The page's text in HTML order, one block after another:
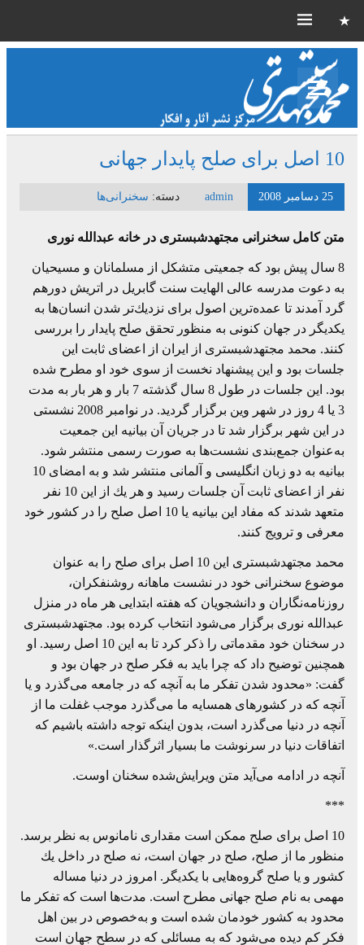
10 اصل برای صلح پایدار جهانی
25 دسامبر 2008 admin دسته: سخنرانی‌ها
متن کامل سخنرانی مجتهدشبستری در خانه عبدالله نوری
8 سال پیش بود كه جمعیتی متشكل از مسلمانان و مسیحیان
به دعوت مدرسه عالی الهایت سنت گابریل در اتریش دورهم
گرد آمدند تا عمده‌ترین اصول برای نزدیك‌تر شدن انسان‌ها به
یكدیگر در جهان كنونی به منظور تحقق صلح پایدار را بررسی
كنند. محمد مجتهدشبستری از ایران از اعضای ثابت این
جلسات بود و این پیشنهاد نخست از سوی خود او مطرح شده
بود. این جلسات در طول 8 سال گذشته 7 بار و هر بار به مدت
3 یا 4 روز در شهر وین برگزار گردید. در نوامبر 2008 نشستی
در این شهر برگزار شد تا در جریان آن بیانیه این جمعیت
به‌عنوان جمع‌بندی نشست‌ها به صورت رسمی منتشر شود.
بیانیه به دو زبان انگلیسی و آلمانی منتشر شد و به امضای 10
نفر از اعضای ثابت آن جلسات رسید و هر یك از این 10 نفر
متعهد شدند كه مفاد این بیانیه یا 10 اصل صلح را در كشور خود
معرفی و ترویج كنند.
محمد مجتهدشبستری این 10 اصل برای صلح را به عنوان
موضوع سخنرانی خود در نشست ماهانه روشنفكران،
روزنامه‌نگاران و دانشجویان كه هفته ابتدایی هر ماه در منزل
عبدالله نوری برگزار می‌شود انتخاب كرده بود. مجتهدشبستری
در سخنان خود مقدماتی را ذكر كرد تا به این 10 اصل رسید. او
همچنین توضیح داد كه چرا باید به فكر صلح در جهان بود و
گفت: «محدود شدن تفكر ما به آنچه كه در جامعه می‌گذرد و یا
آنچه كه در كشورهای همسایه ما می‌گذرد موجب غفلت ما از
آنچه در دنیا می‌گذرد است، بدون اینكه توجه داشته باشیم كه
اتفاقات دنیا در سرنوشت ما بسیار اثرگذار است.»
آنچه در ادامه می‌آید متن ویرایش‌شده سخنان اوست.
***
10 اصل برای صلح ممكن است مقداری نامانوس به نظر برسد.
منظور ما از صلح، صلح در جهان است، نه صلح در داخل یك
كشور و یا صلح گروه‌هایی با یكدیگر. امروز در دنیا مساله
مهمی به نام صلح جهانی مطرح است. مدت‌ها است كه تفكر ما
محدود به كشور خودمان شده است و به‌خصوص در بین اهل
فكر كم دیده می‌شود كه به مسائلی كه در سطح جهان است